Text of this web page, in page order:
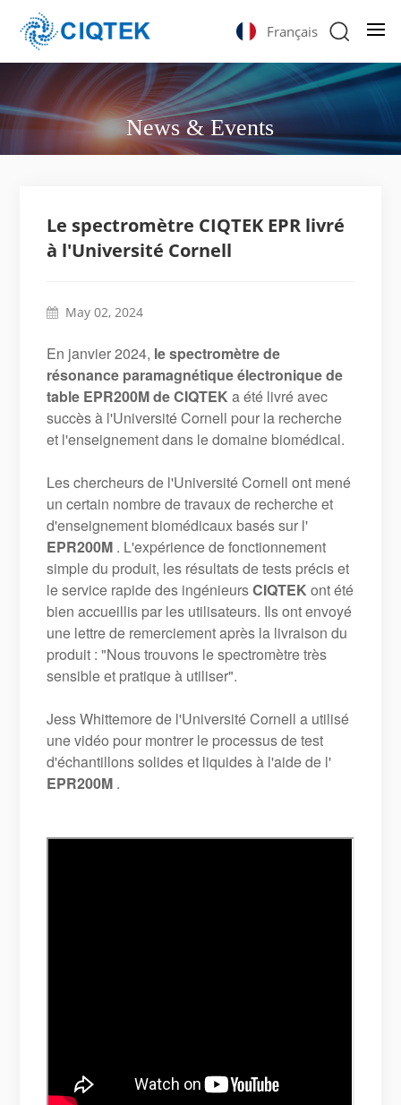
Français
News & Events
Le spectromètre CIQTEK EPR livré
à l'Université Cornell
May 02, 2024
En janvier 2024, le spectromètre de
résonance paramagnétique électronique de
table EPR200M de CIQTEK a été livré avec
succès à l'Université Cornell pour la recherche
et l'enseignement dans le domaine biomédical.
Les chercheurs de l'Université Cornell ont mené
un certain nombre de travaux de recherche et
d'enseignement biomédicaux basés sur l'
EPR200M . L'expérience de fonctionnement
simple du produit, les résultats de tests précis et
le service rapide des ingénieursCIQTEK ont été
bien accueillis par les utilisateurs. Ils ont envoyé
une lettre de remerciement après la livraison du
produit : "Nous trouvons le spectromètre très
sensible et pratique à utiliser".
Jess Whittemore de l'Université Cornell a utilisé
une vidéo pour montrer le processus de test
d'échantillons solides et liquides à l'aide de l'
EPR200M .